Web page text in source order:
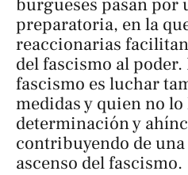
burgueses pasan por
preparatoria, en la
reaccionarias
del fascismo al
fascismo es luchar
medidas y quien no
determinación y
contribuyendo de
ascenso del fascismo.